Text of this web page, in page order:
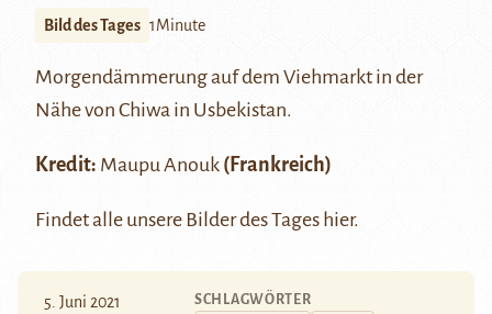
Bild des Tages 1Minute
Morgendämmerung auf dem Viehmarkt in der
Nähe von Chiwa in Usbekistan.
Kredit: Maupu Anouk (Frankreich)
Findet alle unsere Bilder des Tages hier.
5. Juni 2021 SCHLAGWÖRTER